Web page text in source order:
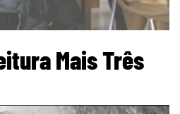
Mais Três